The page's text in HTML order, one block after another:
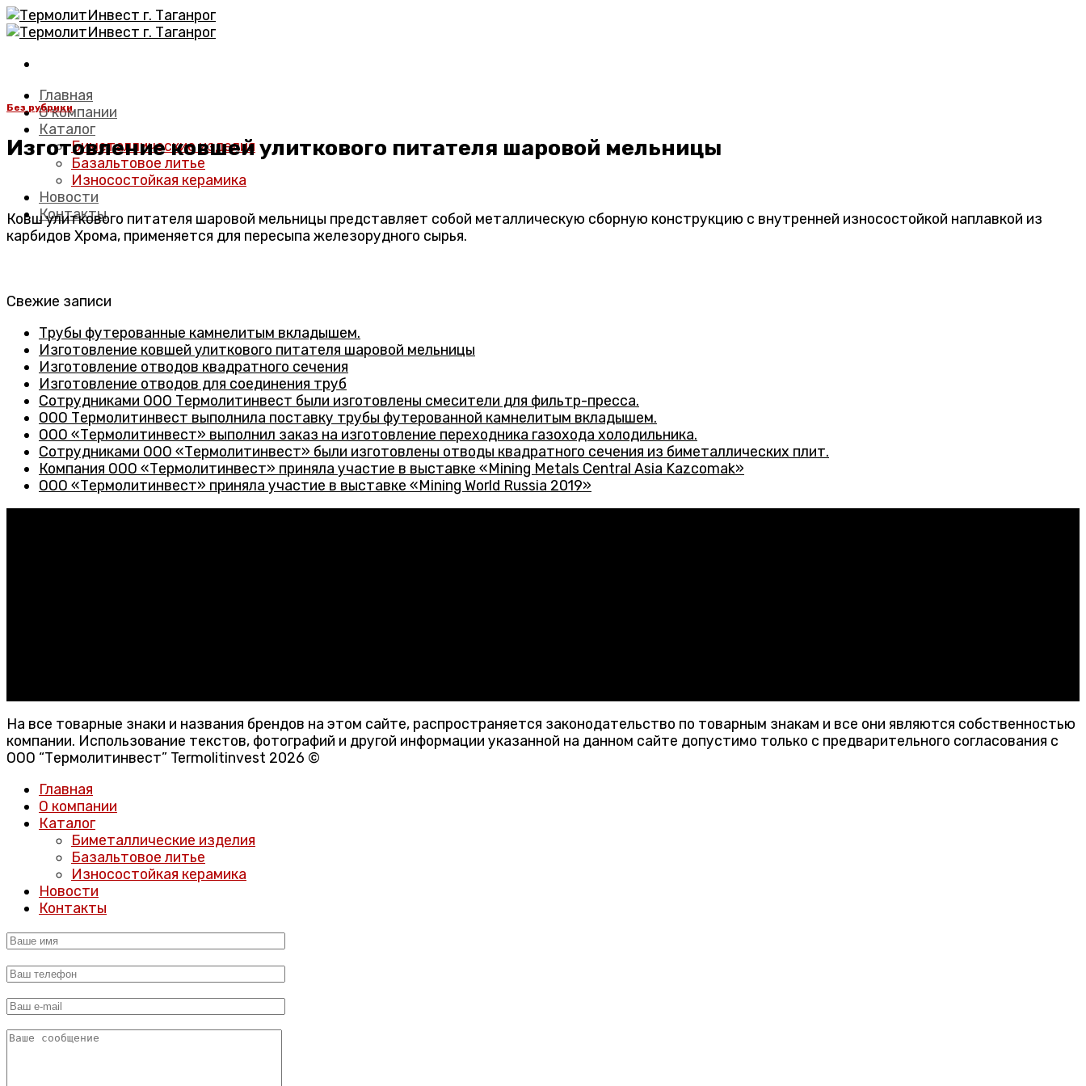
Skip
to
Главная
О компании
Каталог
Биметаллические изделия
Базальтовое литье
Износостойкая керамика
Новости
Контакты
Без рубрики
Изготовление ковшей улиткового питателя шаровой мельницы
Ковш улиткового питателя шаровой мельницы представляет собой металлическую сборную конструкцию c внутренней износостойкой наплавкой из
карбидов Хрома, применяется для пересыпа железорудного сырья.
Свежие записи
Трубы футерованные камнелитым вкладышем.
Изготовление ковшей улиткового питателя шаровой мельницы
Изготовление отводов квадратного сечения
Изготовление отводов для соединения труб
Сотрудниками ООО Термолитинвест были изготовлены смесители для фильтр-пресса.
ООО Термолитинвест выполнила поставку трубы футерованной камнелитым вкладышем.
ООО «Термолитинвест» выполнил заказ на изготовление переходника газохода холодильника.
Сотрудниками ООО «Термолитинвест» были изготовлены отводы квадратного сечения из биметаллических плит.
Компания ООО «Термолитинвест» приняла участие в выставке «Mining Metals Central Asia Kazcomak»
ООО «Термолитинвест» приняла участие в выставке «Mining World Russia 2019»
На все товарные знаки и названия брендов на этом сайте, распространяется законодательство по товарным знакам и все они являются собственностью
компании. Использование текстов, фотографий и другой информации указанной на данном сайте допустимо только с предварительного согласования с
ООО “Термолитинвест” Termolitinvest 2026 ©
Главная
О компании
Каталог
Биметаллические изделия
Базальтовое литье
Износостойкая керамика
Новости
Контакты